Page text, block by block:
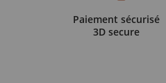
Paiement sécurisé
3D secure